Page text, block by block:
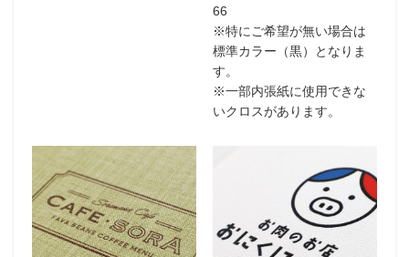
66
※特にご希望が無い場合は
標準カラー（黒）となりま
す。
※一部内張紙に使用できな
いクロスがあります。